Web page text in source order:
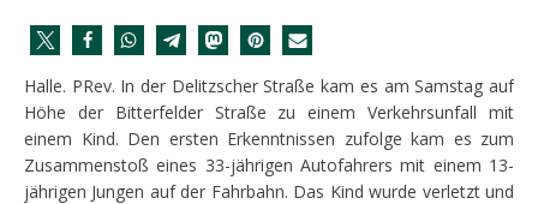
Halle. PRev. In der Delitzscher Straße kam es am Samstag auf
Höhe der Bitterfelder Straße zu einem Verkehrsunfall mit
einem Kind. Den ersten Erkenntnissen zufolge kam es zum
Zusammenstoß eines 33-jährigen Autofahrers mit einem 13-
jährigen Jungen auf der Fahrbahn. Das Kind wurde verletzt und